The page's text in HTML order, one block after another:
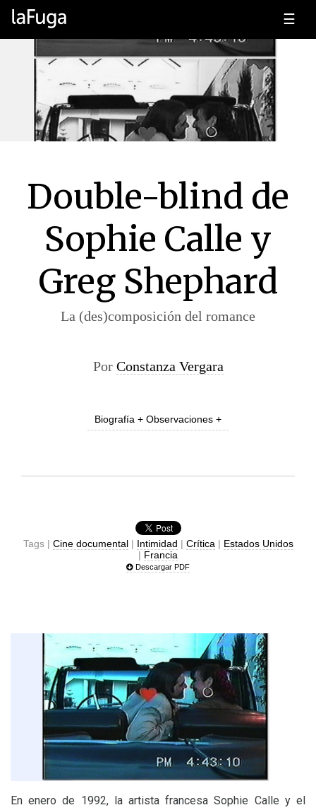
☰
Double-blind de
Sophie Calle y
Greg Shephard
La (des)composición del romance
Por Constanza Vergara
Biografía + Observaciones +
Tags | Cine documental| Intimidad | Crítica | Estados Unidos
| Francia
Descargar PDF
En enero de 1992, la artista francesa Sophie Calle y el